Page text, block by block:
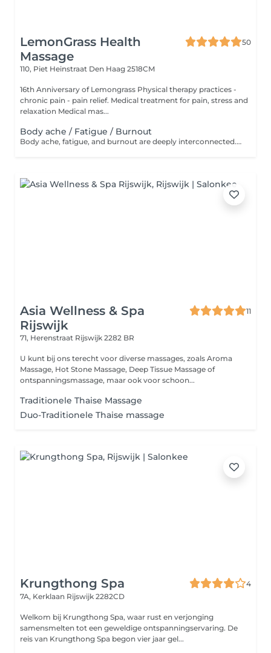
LemonGrass Health
Massage
50
110, Piet Heinstraat Den Haag 2518CM
16th Anniversary of Lemongrass Physical therapy practices -
chronic pain - pain relief. Medical treatment for pain, stress and
relaxation Medical mas...
Body ache / Fatigue / Burnout
Body ache, fatigue, and burnout are deeply interconnected. Persistent emotional and physical exhaustion can lead to somatic complaints like muscle stiffness, headaches, and a weakened immune system. When the body stays in a chronic state of stress, your muscles tighten, triggering widespread aches.
Asia Wellness & Spa
Rijswijk
11
71, Herenstraat Rijswijk 2282 BR
U kunt bij ons terecht voor diverse massages, zoals Aroma
Massage, Hot Stone Massage, Deep Tissue Massage of
ontspanningsmassage, maar ook voor schoon...
Traditionele Thaise Massage
Duo-Traditionele Thaise massage
Krungthong Spa
4
7A, Kerklaan Rijswijk 2282CD
Welkom bij Krungthong Spa, waar rust en verjonging
samensmelten tot een geweldige ontspanningservaring. De
reis van Krungthong Spa begon vier jaar gel...